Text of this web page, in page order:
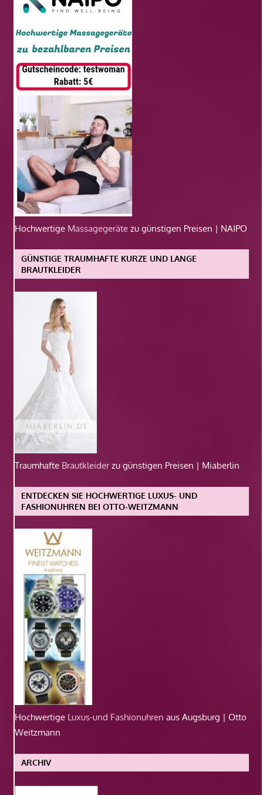
Hochwertige Massagegeräte zu günstigen Preisen | NAIPO
GÜNSTIGE TRAUMHAFTE KURZE UND LANGE
BRAUTKLEIDER
Traumhafte Brautkleiderzu günstigen Preisen | Miaberlin
ENTDECKEN SIE HOCHWERTIGE LUXUS- UND
FASHIONUHREN BEI OTTO-WEITZMANN
Hochwertige Luxus-und Fashionuhren aus Augsburg | Otto
Weitzmann
ARCHIV